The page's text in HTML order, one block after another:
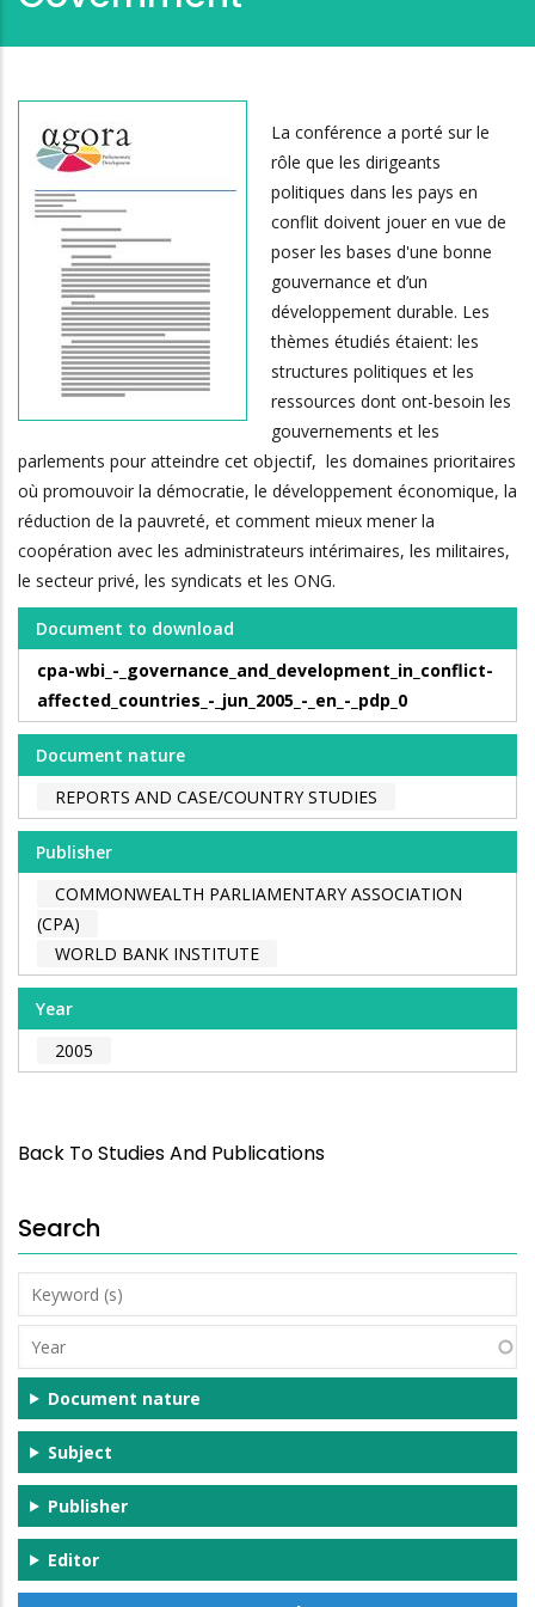
La conférence a porté sur le
rôle que les dirigeants
politiques dans les pays en
conflit doivent jouer en vue de
poser les bases d'une bonne
gouvernance et d’un
développement durable. Les
thèmes étudiés étaient: les
structures politiques et les
ressources dont ont-besoin les
gouvernements et les
parlements pour atteindre cet objectif, les domaines prioritaires
où promouvoir la démocratie, le développement économique, la
réduction de la pauvreté, et comment mieux mener la
coopération avec les administrateurs intérimaires, les militaires,
le secteur privé, les syndicats et les ONG.
Document to download
cpa-wbi_-_governance_and_development_in_conflict-
affected_countries_-_jun_2005_-_en_-_pdp_0
Document nature
REPORTS AND CASE/COUNTRY STUDIES
Publisher
COMMONWEALTH PARLIAMENTARY ASSOCIATION
(CPA)
WORLD BANK INSTITUTE
Year
2005
Back To Studies And Publications
Search
Keyword
(s)
Year
Document nature
Subject
Publisher
Editor